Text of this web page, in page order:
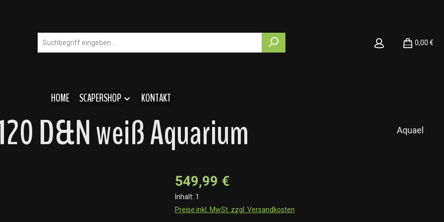
0,00 €
HOME SCAPERSHOP KONTAKT
D&N weiß Aquarium Aquael
549,99 €
Inhalt: 1
Preise inkl. MwSt. zzgl. Versandkosten